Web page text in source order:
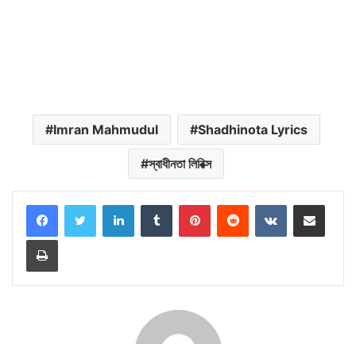
Imran Mahmudul Shadhinota Lyrics
স্বাধীনতা লিরিক্স
LinkedInTumblr PinterestReddit VKontakteShare via Email
Print